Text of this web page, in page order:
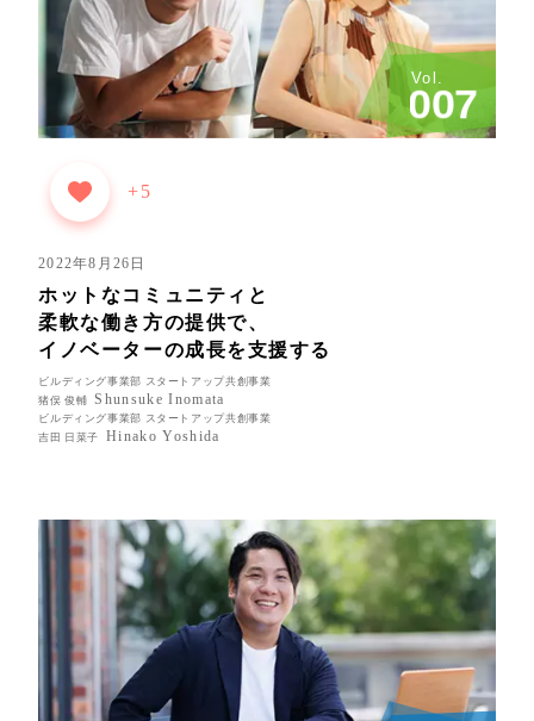
Vol.
007
+5
2022年8月26日
ホットなコミュニティと
柔軟な働き方の提供で、
イノベーターの成長を支援する
ビルディング事業部 スタートアップ共創事業
猪俣 俊輔
Shunsuke Inomata
ビルディング事業部 スタートアップ共創事業
吉田 日菜子
Hinako Yoshida